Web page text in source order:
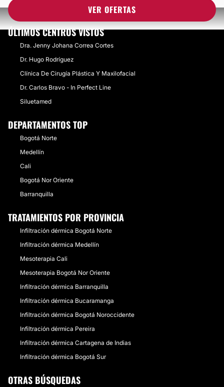
VER OFERTAS
ÚLTIMOS CENTROS VISTOS
Dra. Jenny Johana Correa Cortes
Dr. Hugo Rodríguez
Clínica De Cirugía Plástica Y Maxilofacial
Dr. Carlos Bravo - In Perfect Line
Siluetamed
DEPARTAMENTOS TOP
Bogotá Norte
Medellín
Cali
Bogotá Nor Oriente
Barranquilla
TRATAMIENTOS POR PROVINCIA
Infiltración dérmica Bogotá Norte
Infiltración dérmica Medellín
Mesoterapia Cali
Mesoterapia Bogotá Nor Oriente
Infiltración dérmica Barranquilla
Infiltración dérmica Bucaramanga
Infiltración dérmica Bogotá Noroccidente
Infiltración dérmica Pereira
Infiltración dérmica Cartagena de Indias
Infiltración dérmica Bogotá Sur
OTRAS BÚSQUEDAS